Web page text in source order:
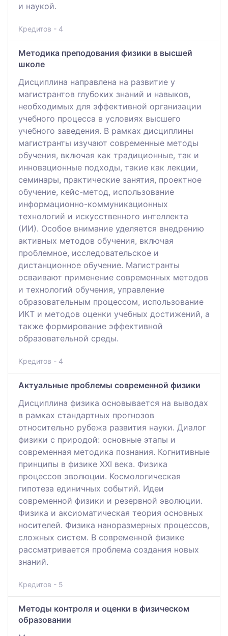
и наукой.
Кредитов - 4
Методика преподования физики в высшей
школе
Дисциплина направлена на развитие у
магистрантов глубоких знаний и навыков,
необходимых для эффективной организации
учебного процесса в условиях высшего
учебного заведения. В рамках дисциплины
магистранты изучают современные методы
обучения, включая как традиционные, так и
инновационные подходы, такие как лекции,
семинары, практические занятия, проектное
обучение, кейс-метод, использование
информационно-коммуникационных
технологий и искусственного интеллекта
(ИИ). Особое внимание уделяется внедрению
активных методов обучения, включая
проблемное, исследовательское и
дистанционное обучение. Магистранты
осваивают применение современных методов
и технологий обучения, управление
образовательным процессом, использование
ИКТ и методов оценки учебных достижений, а
также формирование эффективной
образовательной среды.
Кредитов - 4
Актуальные проблемы современной физики
Дисциплина физика основывается на выводах
в рамках стандартных прогнозов
относительно рубежа развития науки. Диалог
физики с природой: основные этапы и
современная методика познания. Когнитивные
принципы в физике XXI века. Физика
процессов эволюции. Космологическая
гипотеза единичных событий. Идеи
современной физики и резервной эволюции.
Физика и аксиоматическая теория основных
носителей. Физика наноразмерных процессов,
сложных систем. В современной физике
рассматривается проблема создания новых
знаний.
Кредитов - 5
Методы контроля и оценки в физическом
образовании